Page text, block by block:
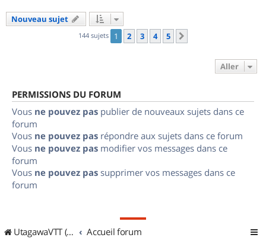
Nouveau sujet
144 sujets 1 2 3 4 5
Aller
PERMISSIONS DU FORUM
Vous ne pouvez pas publier de nouveaux sujets dans ce
forum
Vous ne pouvez pas répondre aux sujets dans ce forum
Vous ne pouvez pas modifier vos messages dans ce
forum
Vous ne pouvez pas supprimer vos messages dans ce
forum
UtagawaVTT (Randos VTT et VTTAE avec traces GPS) Accueil forum